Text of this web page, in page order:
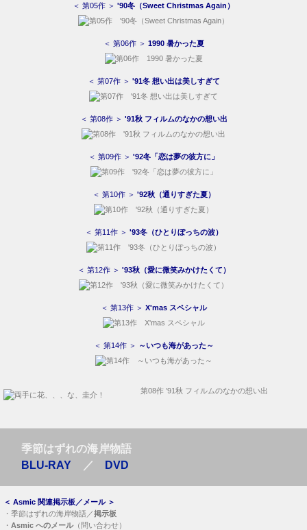
＜ 第05作 ＞ '90冬（Sweet Christmas Again）
＜ 第06作 ＞ 1990 暑かった夏
＜ 第07作 ＞ '91冬 想い出は美しすぎて
＜ 第08作 ＞ '91秋 フィルムのなかの想い出
＜ 第09作 ＞ '92冬「恋は夢の彼方に」
＜ 第10作 ＞ '92秋（通りすぎた夏）
＜ 第11作 ＞ '93冬（ひとりぼっちの波）
＜ 第12作 ＞ '93秋（愛に微笑みかけたくて）
＜ 第13作 ＞ X'mas スペシャル
＜ 第14作 ＞ ～いつも海があった～
第08作 ’91秋 フィルムのなかの想い出
季節はずれの海岸物語
BLU-RAY ／ DVD
＜ Asmic 関連掲示板／メール＞
・ 季節はずれの海岸物語／掲示板
・ Asmic へのメール（問い合わせ）